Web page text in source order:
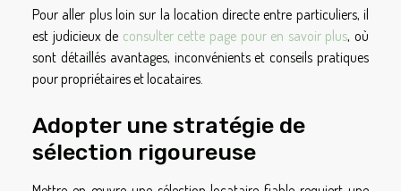
Pour aller plus loin sur la location directe entre particuliers, il
est judicieux de consulter cette page pour en savoir plus, où
sont détaillés avantages, inconvénients et conseils pratiques
pour propriétaires et locataires.
Adopter une stratégie de
sélection rigoureuse